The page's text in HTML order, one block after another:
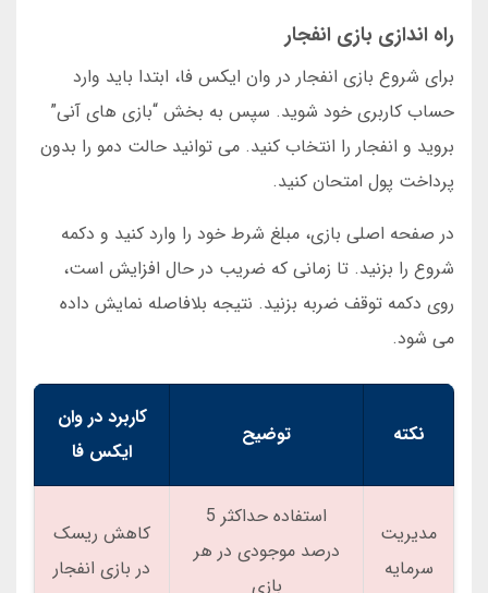
راه اندازی بازی انفجار
برای شروع بازی انفجار در وان ایکس فا، ابتدا باید وارد
حساب کاربری خود شوید. سپس به بخش “بازی های آنی”
بروید و انفجار را انتخاب کنید. می توانید حالت دمو را بدون
پرداخت پول امتحان کنید.
در صفحه اصلی بازی، مبلغ شرط خود را وارد کنید و دکمه
شروع را بزنید. تا زمانی که ضریب در حال افزایش است،
روی دکمه توقف ضربه بزنید. نتیجه بلافاصله نمایش داده
می شود.
نکته توضیح
کاربرد در وان
ایکس فا
مدیریت
سرمایه
استفاده حداکثر 5
درصد موجودی در هر
بازی
کاهش ریسک
در بازی انفجار